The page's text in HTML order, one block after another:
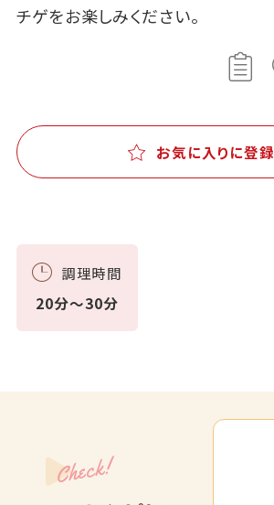
チゲをお楽しみください。
お気に入りに登録
調理時間
20分～30分
Check!